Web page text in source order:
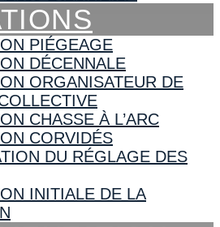
PIÉGEAGE
DÉCENNALE
ORGANISATEUR DE
CHASSE À L’ARC
CORVIDÉS
DU RÉGLAGE DES
INITIALE DE LA